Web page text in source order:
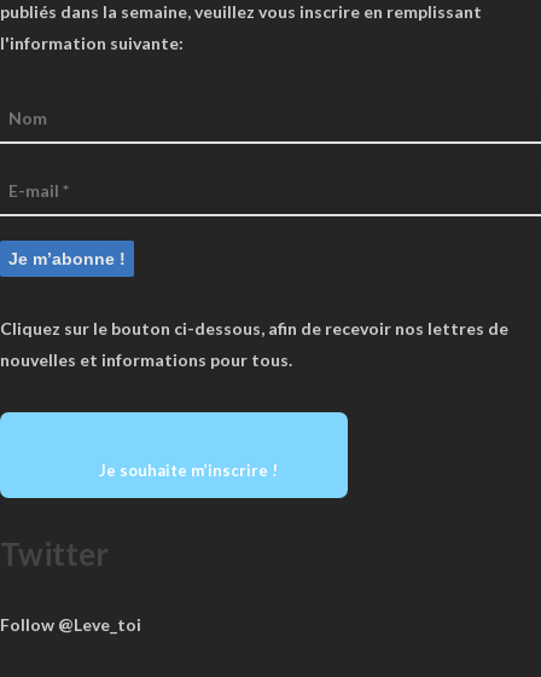
publiés dans la semaine, veuillez vous inscrire en remplissant
l'information suivante:
Cliquez sur le bouton ci-dessous, afin de recevoir nos lettres de
nouvelles et informations pour tous.
Je souhaite m’inscrire !
Twitter
Follow @Leve_toi